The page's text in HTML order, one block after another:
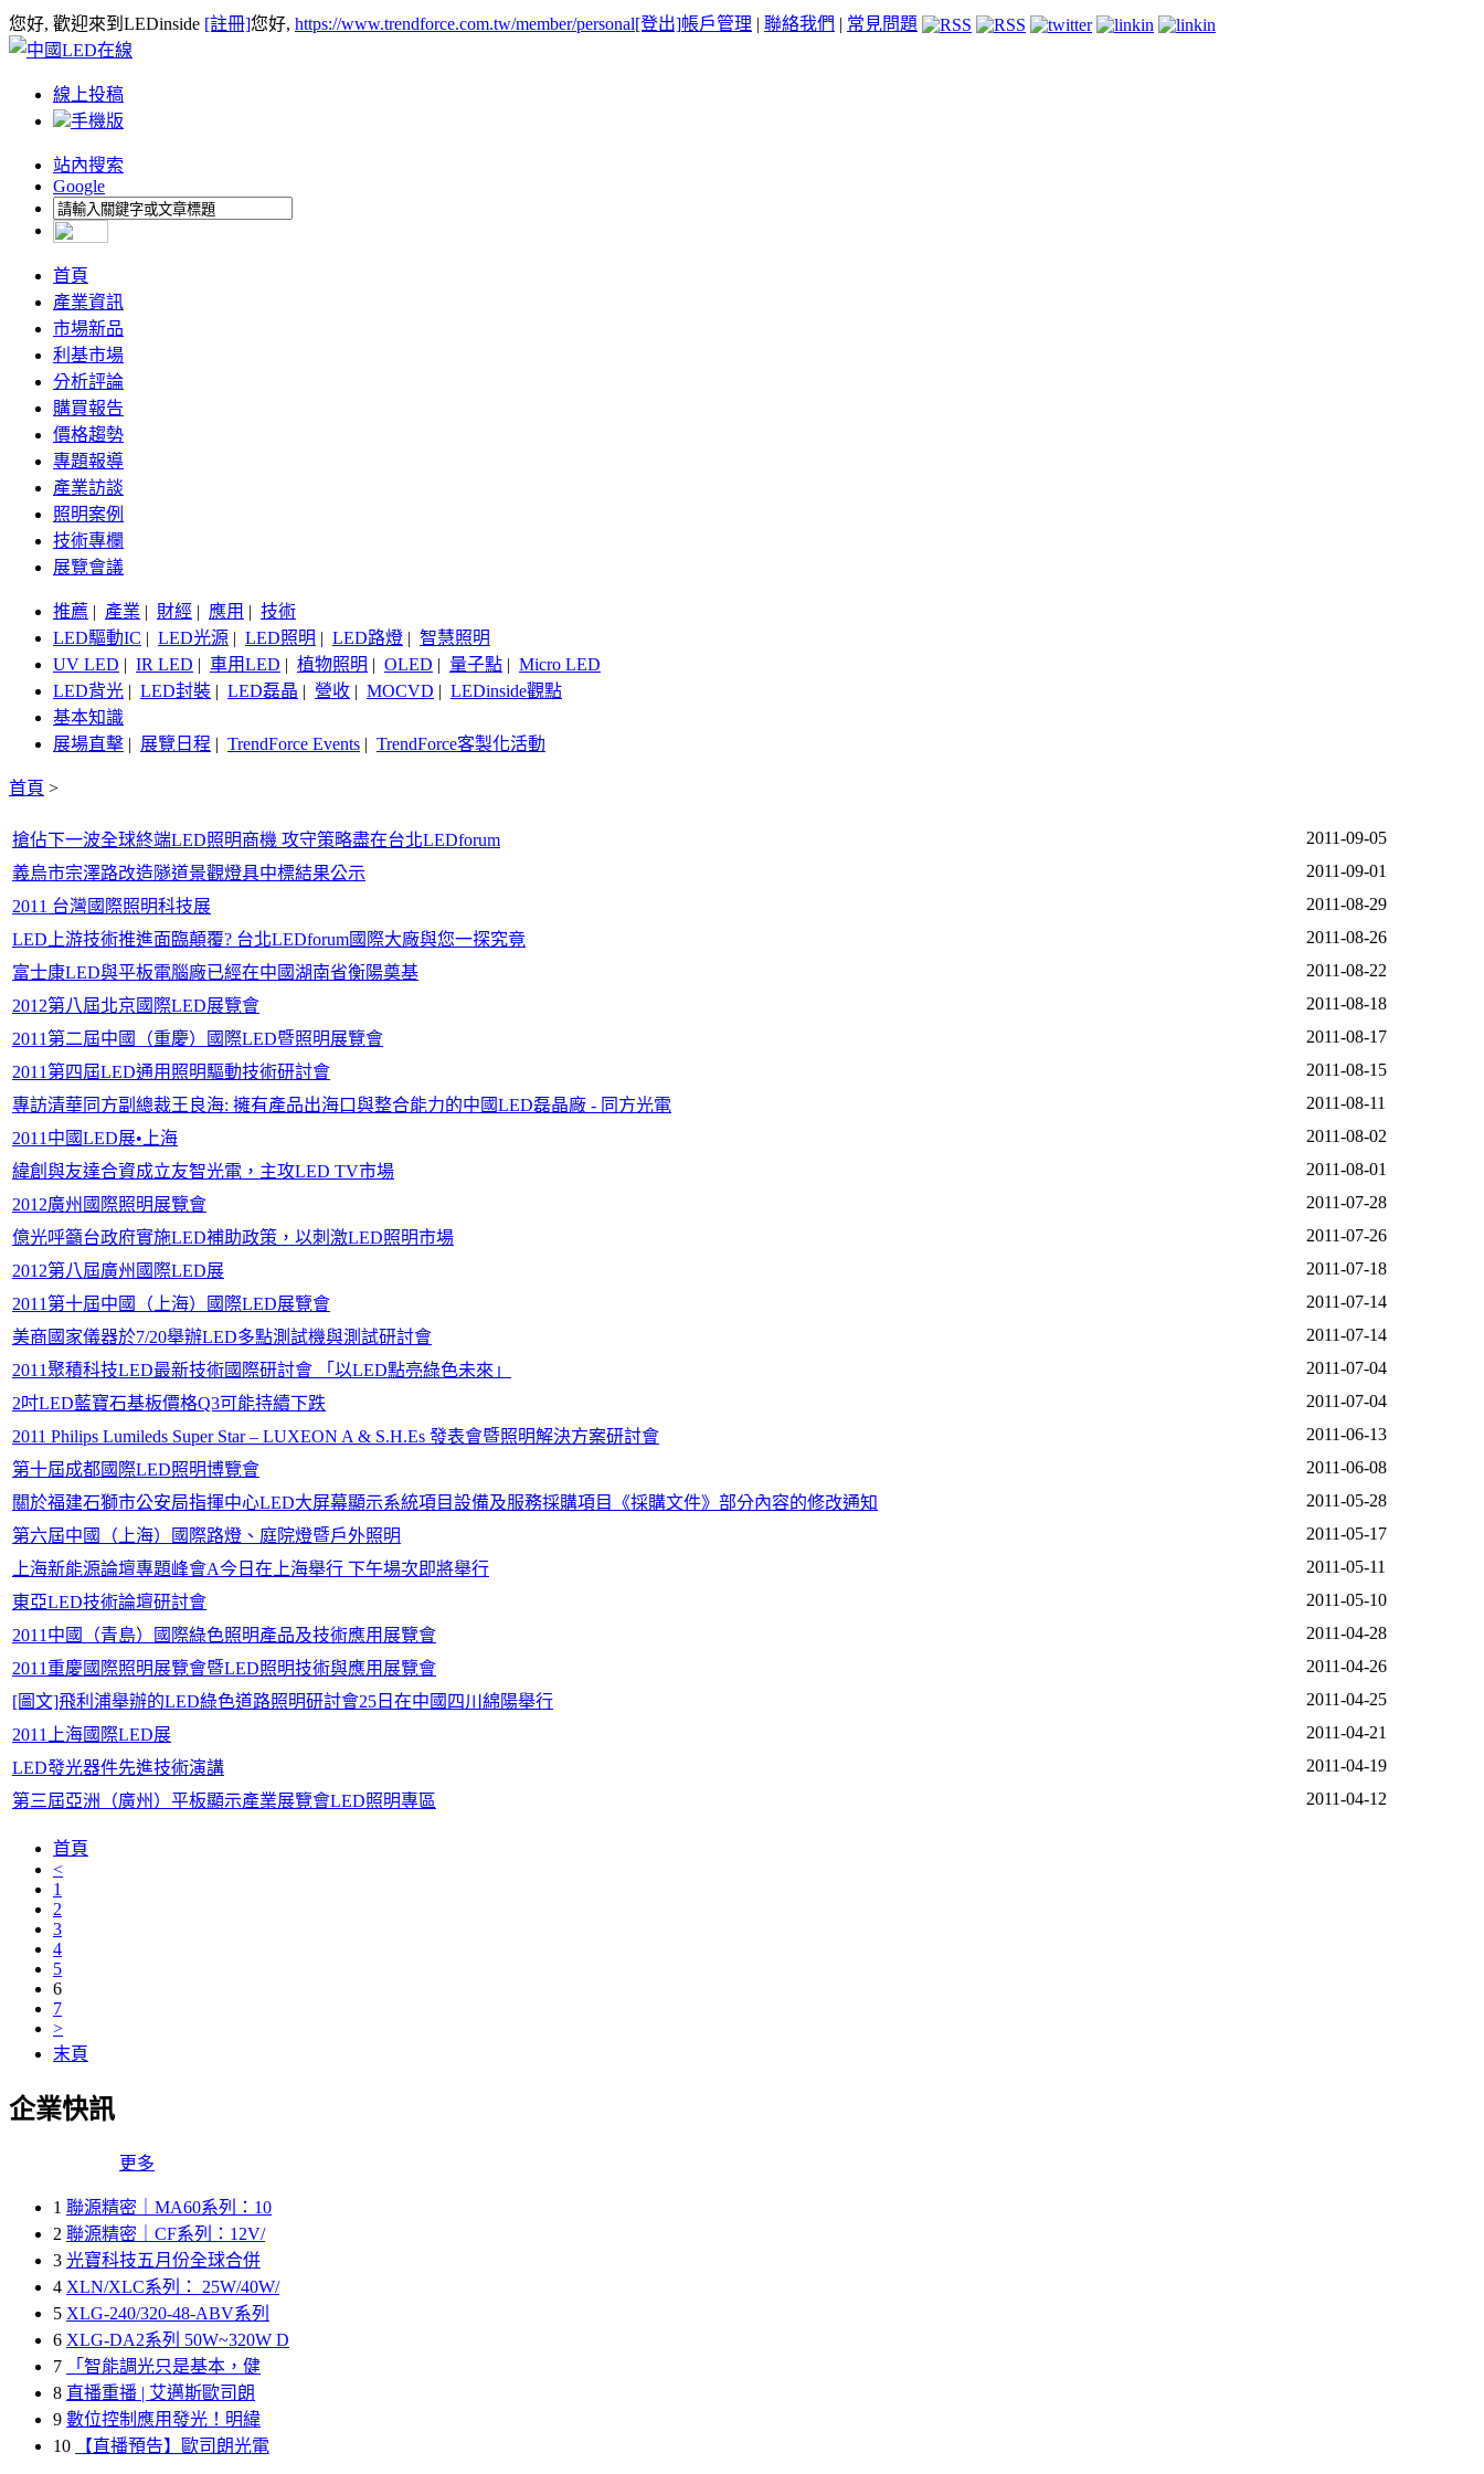
您好, 歡迎來到LEDinside [註冊]您好, https://www.trendforce.com.tw/member/personal[登出]帳戶管理 | 聯絡我們 | 常見問題
線上投稿
手機版
站內搜索
Google
首頁
產業資訊
市場新品
利基市場
分析評論
購買報告
價格趨勢
專題報導
產業訪談
照明案例
技術專欄
展覽會議
推薦 | 產業 | 財經 | 應用 | 技術
LED驅動IC | LED光源 | LED照明 | LED路燈 | 智慧照明
UV LED | IR LED | 車用LED | 植物照明 | OLED | 量子點 | Micro LED
LED背光 | LED封裝 | LED磊晶 | 營收 | MOCVD | LEDinside觀點
基本知識
展場直擊 | 展覽日程 | TrendForce Events | TrendForce客製化活動
首頁 >
搶佔下一波全球終端LED照明商機 攻守策略盡在台北LEDforum
2011-09-05
義烏市宗澤路改造隧道景觀燈具中標結果公示
2011-09-01
2011 台灣國際照明科技展
2011-08-29
LED上游技術推進面臨顛覆? 台北LEDforum國際大廠與您一探究竟
2011-08-26
富士康LED與平板電腦廠已經在中國湖南省衡陽奠基
2011-08-22
2012第八屆北京國際LED展覽會
2011-08-18
2011第二屆中國（重慶）國際LED暨照明展覽會
2011-08-17
2011第四屆LED通用照明驅動技術研討會
2011-08-15
專訪清華同方副總裁王良海: 擁有產品出海口與整合能力的中國LED磊晶廠 - 同方光電
2011-08-11
2011中國LED展•上海
2011-08-02
緯創與友達合資成立友智光電，主攻LED TV市場
2011-08-01
2012廣州國際照明展覽會
2011-07-28
億光呼籲台政府實施LED補助政策，以刺激LED照明市場
2011-07-26
2012第八屆廣州國際LED展
2011-07-18
2011第十屆中國（上海）國際LED展覽會
2011-07-14
美商國家儀器於7/20舉辦LED多點測試機與測試研討會
2011-07-14
2011聚積科技LED最新技術國際研討會 「以LED點亮綠色未來」
2011-07-04
2吋LED藍寶石基板價格Q3可能持續下跌
2011-07-04
2011 Philips Lumileds Super Star – LUXEON A & S.H.Es 發表會暨照明解決方案研討會
2011-06-13
第十屆成都國際LED照明博覽會
2011-06-08
關於福建石獅市公安局指揮中心LED大屏幕顯示系統項目設備及服務採購項目《採購文件》部分內容的修改通知
2011-05-28
第六屆中國（上海）國際路燈、庭院燈暨戶外照明
2011-05-17
上海新能源論壇專題峰會A今日在上海舉行 下午場次即將舉行
2011-05-11
東亞LED技術論壇研討會
2011-05-10
2011中國（青島）國際綠色照明產品及技術應用展覽會
2011-04-28
2011重慶國際照明展覽會暨LED照明技術與應用展覽會
2011-04-26
[圖文]飛利浦舉辦的LED綠色道路照明研討會25日在中國四川綿陽舉行
2011-04-25
2011上海國際LED展
2011-04-21
LED發光器件先進技術演講
2011-04-19
第三屆亞洲（廣州）平板顯示產業展覽會LED照明專區
2011-04-12
首頁
<
1
2
3
4
5
6
7
>
末頁
企業快訊
更多
1 聯源精密｜MA60系列：10
2 聯源精密｜CF系列：12V/
3 光寶科技五月份全球合併
4 XLN/XLC系列： 25W/40W/
5 XLG-240/320-48-ABV系列
6 XLG-DA2系列 50W~320W D
7
「智能調光只是基本，健
8 直播重播 | 艾邁斯歐司朗
9 數位控制應用發光！明緯
10
【直播預告】歐司朗光電